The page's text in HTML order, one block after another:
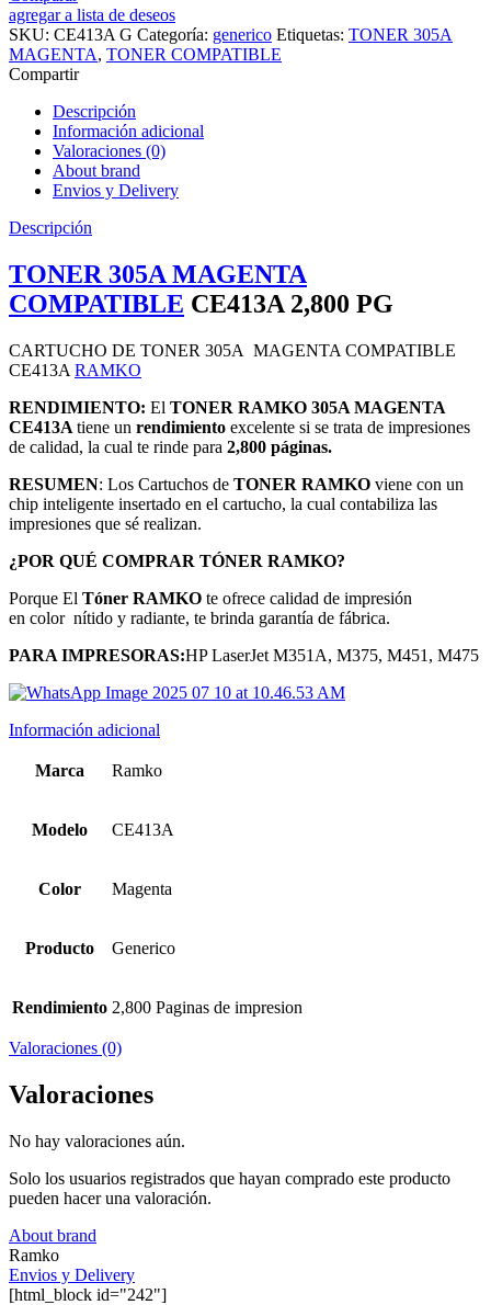
agregar a lista de deseos
SKU: CE413A G Categoría: generico Etiquetas: TONER 305A
MAGENTA, TONER COMPATIBLE
Compartir
Descripción
Información adicional
Valoraciones (0)
About brand
Envios y Delivery
Descripción
TONER 305A MAGENTA
COMPATIBLE CE413A 2,800 PG
CARTUCHO DE TONER 305A MAGENTA COMPATIBLE
CE413A RAMKO
RENDIMIENTO: El TONER RAMKO 305A MAGENTA
CE413A tiene un rendimiento excelente si se trata de impresiones
de calidad, la cual te rinde para 2,800 páginas.
RESUMEN: Los Cartuchos de TONER RAMKO viene con un
chip inteligente insertado en el cartucho, la cual contabiliza las
impresiones que sé realizan.
¿POR QUÉ COMPRAR TÓNER RAMKO?
Porque El Tóner RAMKO te ofrece calidad de impresión
en color nítido y radiante, te brinda garantía de fábrica.
PARA IMPRESORAS:HP LaserJet M351A, M375, M451, M475
Información adicional
Marca Ramko
Modelo CE413A
Color Magenta
Producto Generico
Rendimiento 2,800 Paginas de impresion
Valoraciones (0)
Valoraciones
No hay valoraciones aún.
Solo los usuarios registrados que hayan comprado este producto
pueden hacer una valoración.
About brand
Ramko
Envios y Delivery
[html_block id="242"]